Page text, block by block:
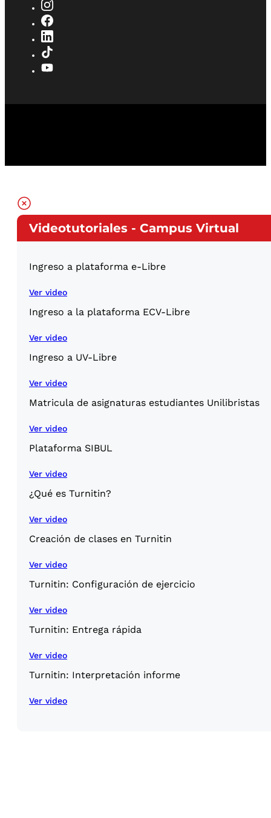
Videotutoriales - Campus Virtual
Ingreso a plataforma e-Libre
Ver video
Ingreso a la plataforma ECV-Libre
Ver video
Ingreso a UV-Libre
Ver video
Matricula de asignaturas estudiantes Unilibristas
Ver video
Plataforma SIBUL
Ver video
¿Qué es Turnitin?
Ver video
Creación de clases en Turnitin
Ver video
Turnitin: Configuración de ejercicio
Ver video
Turnitin: Entrega rápida
Ver video
Turnitin: Interpretación informe
Ver video